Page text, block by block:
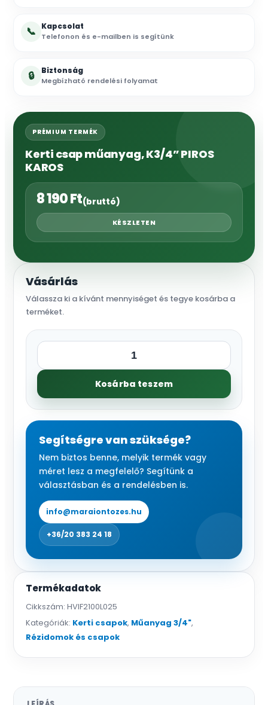
📞 Kapcsolat
Telefonon és e-mailben is segítünk
🔒 Biztonság
Megbízható rendelési folyamat
PRÉMIUM TERMÉK
Kerti csap műanyag, K3/4” PIROS
KAROS
8 190Ft(bruttó)
KÉSZLETEN
Vásárlás
Válassza ki a kívánt mennyiséget és tegye kosárba a
terméket.
Kerti
csap
műanyag,
PIROS
KAROS
mennyiség
Kosárba teszem
Segítségre van szüksége?
Nem biztos benne, melyik termék vagy
méret lesz a megfelelő? Segítünk a
választásban és a rendelésben is.
info@maraiontozes.hu
+36/20 383 24 18
Termékadatok
Cikkszám: HVIF2100L025
Kategóriák: Kerti csapok, Műanyag 3/4",
Rézidomok és csapok